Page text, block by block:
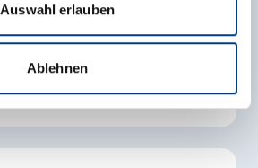
Auswahl erlauben
Ablehnen